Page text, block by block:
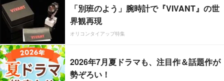
「別班のよう」腕時計で『VIVANT』の世
界観再現
オリコンタイアップ特集
2026年7月夏ドラマも、注目作＆話題作が
勢ぞろい！